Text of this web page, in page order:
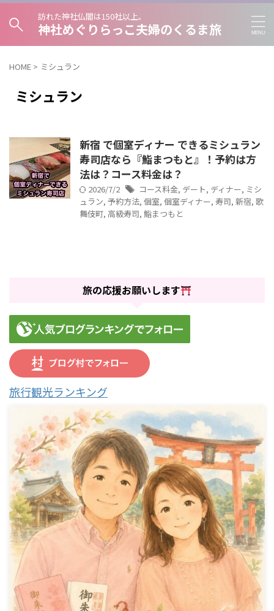
訪れた神社仏閣は150社以上。
神社めぐりらっこ夫婦のくるま旅
HOME > ミシュラン
ミシュラン
新宿 で個室ディナー できるミシュラン
寿司店なら『鮨まつもと』！予約は方
法は？コース料金は？
2026/7/2 コース料金, デート, ディナー, ミシ
ュラン, 予約方法, 個室, 個室ディナー, 寿司, 新宿, 歌
舞伎町, 高級寿司, 鮨まつもと
旅の応援お願いします
旅行観光ランキング